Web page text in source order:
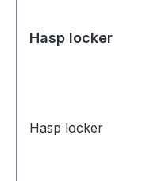
Hasp locker
Hasp locker